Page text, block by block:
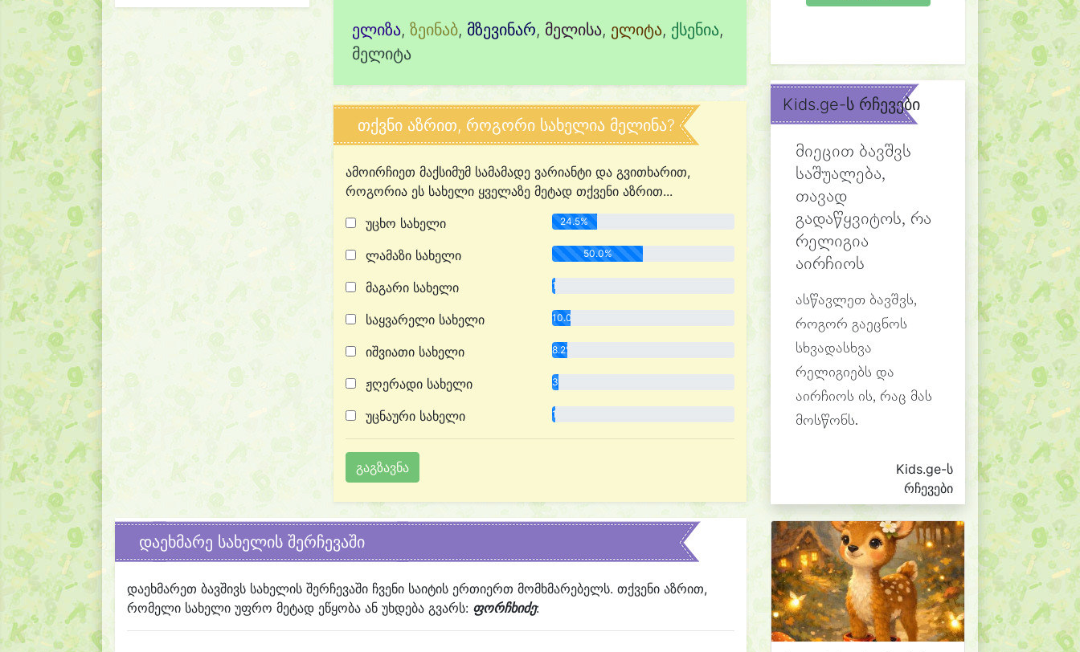
ელიზა, ზეინაბ, მზევინარ, მელისა, ელიტა, ქსენია,
მელიტა
თქვნი აზრით, როგორი სახელია მელინა?
ამოირჩიეთ მაქსიმუმ სამამადე ვარიანტი და გვითხარით,
როგორია ეს სახელი ყველაზე მეტად თქვენი აზრით...
უცხო სახელი
24.5%
ლამაზი სახელი 50.0%
მაგარი სახელი 1.8%
საყვარელი სახელი 10.0%
იშვიათი სახელი 8.2%
ჟღერადი სახელი 3.6%
უცნაური სახელი 1.8%
დაეხმარე სახელის შერჩევაში
დაეხმარეთ ბავშივს სახელის შერჩევაში ჩვენი საიტის ერთიერთ მომხმარებელს. თქვენი აზრით,
რომელი სახელი უფრო მეტად ეწყობა ან უხდება გვარს: ფორჩხიძე:
Kids.ge-ს რჩევები
მიეცით ბავშვს
საშუალება,
თავად
გადაწყვიტოს, რა
რელიგია
აირჩიოს
ასწავლეთ ბავშვს,
როგორ გაეცნოს
სხვადასხვა
რელიგიებს და
აირჩიოს ის, რაც მას
მოსწონს.
Kids.ge-ს
რჩევები